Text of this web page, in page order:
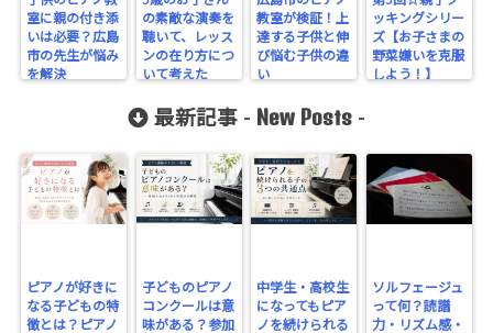
室に親の付き添
いは必要？広島
市の先生が悩み
を解決
の素敵な演奏を
聴いて、レッス
ンの在り方につ
いて考えた
教室が検証！上
達する子供と伸
び悩む子供の違
い
ッキングシリー
ズ【お子さまの
野菜嫌いを克服
しよう！】
最新記事 - New Posts -
ピアノが好きに
なる子どもの特
徴とは？ピアノ
子どものピアノ
コンクールは意
味がある？参加
中学生・高校生
になってもピア
ノを続けられる
ソルフェージュ
って何？読譜
力・リズム感・